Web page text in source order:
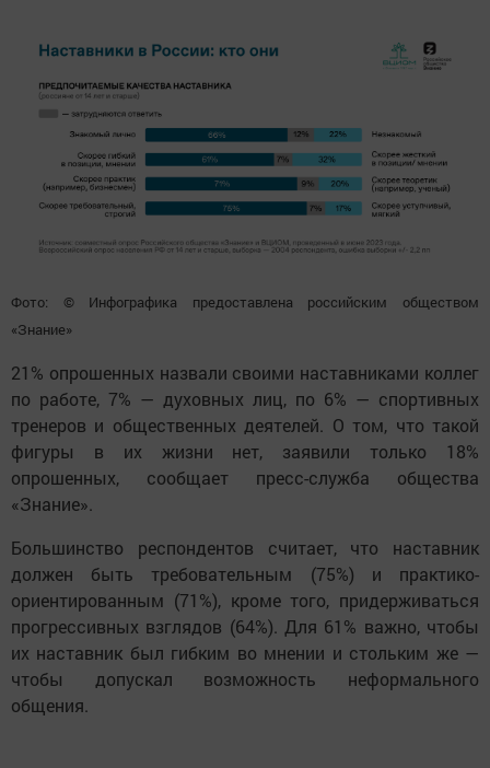
Фото: © Инфографика предоставлена российским обществом
«Знание»
21% опрошенных назвали своими наставниками коллег
по работе, 7% — духовных лиц, по 6% — спортивных
тренеров и общественных деятелей. О том, что такой
фигуры в их жизни нет, заявили только 18%
опрошенных, сообщает пресс-служба общества
«Знание».
Большинство респондентов считает, что наставник
должен быть требовательным (75%) и практико-
ориентированным (71%), кроме того, придерживаться
прогрессивных взглядов (64%). Для 61% важно, чтобы
их наставник был гибким во мнении и стольким же —
чтобы допускал возможность неформального
общения.